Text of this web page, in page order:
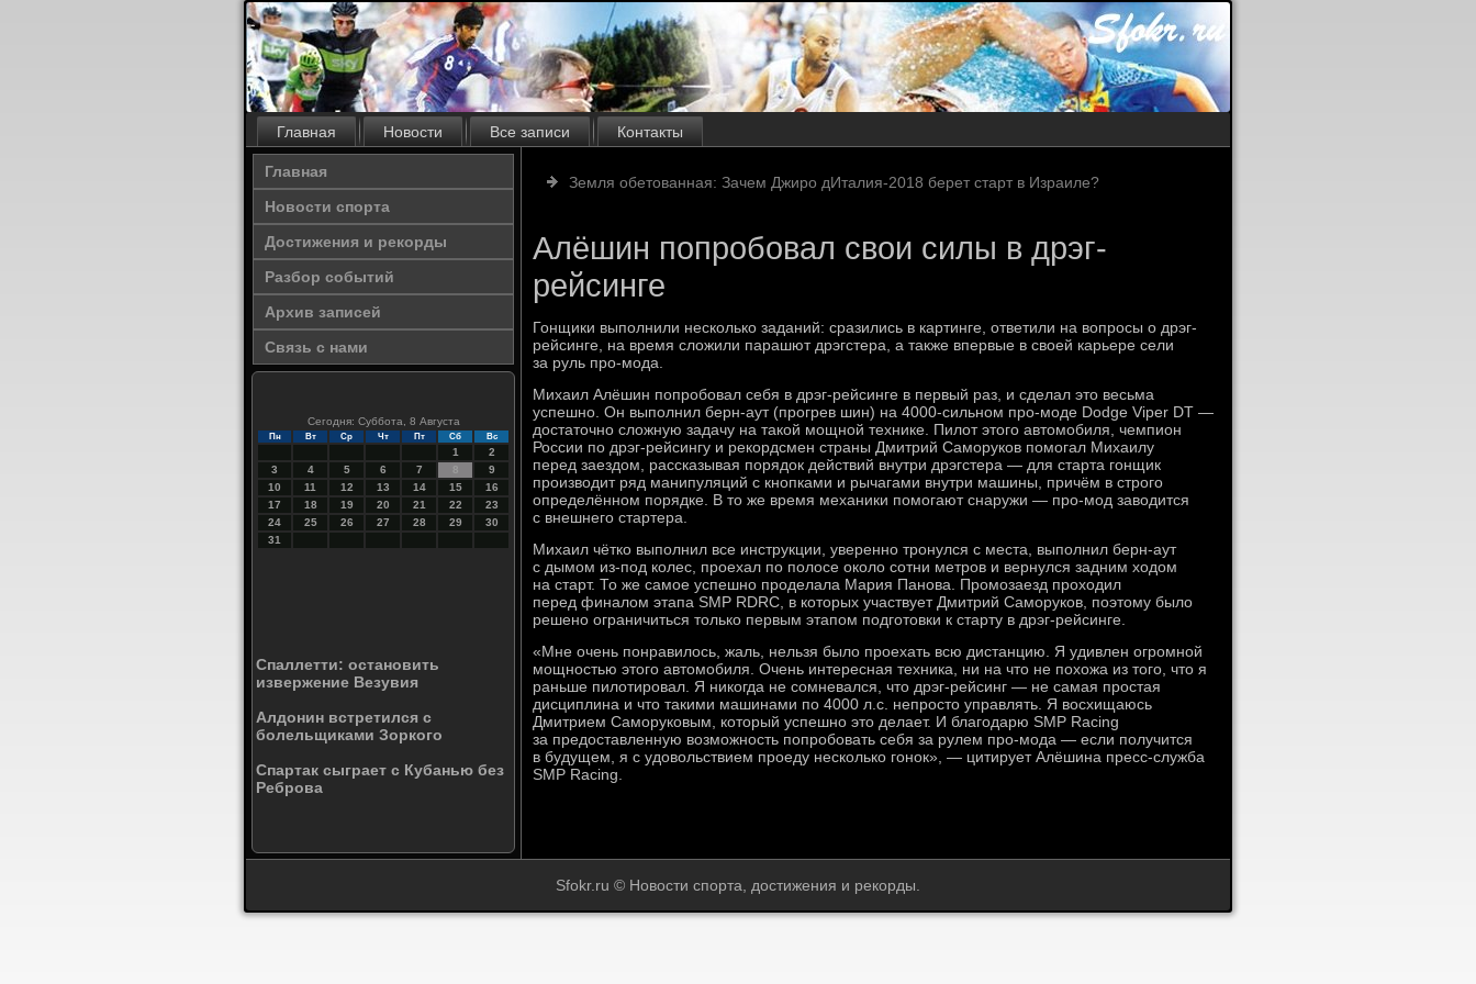
Главная Новости Все записи Контакты
Главная
Новости спорта
Достижения и рекорды
Разбор событий
Архив записей
Связь с нами
Сегодня: Суббота, 8 Августа
Пн Вт Ср Чт Пт Сб Вс
1
2
3
4 5 6 7 8
9
10
11 12 13 14 15
16
17
18 19 20 21 22
23
24
25 26 27 28 29
30
31
Спаллетти: остановить
извержение Везувия
Алдонин встретился с
болельщиками Зоркого
Спартак сыграет с Кубанью без
Реброва
Земля обетованная: Зачем Джиро дИталия-2018 берет старт в Израиле?
Алёшин попробовал свои силы в дрэг-
рейсинге
Гонщики выполнили несколько заданий: сразились в картинге, ответили на вопросы о дрэг-
рейсинге, на время сложили парашют дрэгстера, а также впервые в своей карьере сели
за руль про-мода.
Михаил Алёшин попробовал себя в дрэг-рейсинге в первый раз, и сделал это весьма
успешно. Он выполнил берн-аут (прогрев шин) на 4000-сильном про-моде Dodge Viper DT —
достаточно сложную задачу на такой мощной технике. Пилот этого автомобиля, чемпион
России по дрэг-рейсингу и рекордсмен страны Дмитрий Саморуков помогал Михаилу
перед заездом, рассказывая порядок действий внутри дрэгстера — для старта гонщик
производит ряд манипуляций с кнопками и рычагами внутри машины, причём в строго
определённом порядке. В то же время механики помогают снаружи — про-мод заводится
с внешнего стартера.
Михаил чётко выполнил все инструкции, уверенно тронулся с места, выполнил берн-аут
с дымом из-под колес, проехал по полосе около сотни метров и вернулся задним ходом
на старт. То же самое успешно проделала Мария Панова. Промозаезд проходил
перед финалом этапа SMP RDRC, в которых участвует Дмитрий Саморуков, поэтому было
решено ограничиться только первым этапом подготовки к старту в дрэг-рейсинге.
«Мне очень понравилось, жаль, нельзя было проехать всю дистанцию. Я удивлен огромной
мощностью этого автомобиля. Очень интересная техника, ни на что не похожа из того, что я
раньше пилотировал. Я никогда не сомневался, что дрэг-рейсинг — не самая простая
дисциплина и что такими машинами по 4000 л.с. непросто управлять. Я восхищаюсь
Дмитрием Саморуковым, который успешно это делает. И благодарю SMP Racing
за предоставленную возможность попробовать себя за рулем про-мода — если получится
в будущем, я с удовольствием проеду несколько гонок», — цитирует Алёшина пресс-служба
SMP Racing.
Sfokr.ru © Новости спорта, достижения и рекорды.